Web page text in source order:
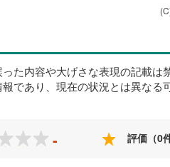
た内容や大げさな表現の記載
であり、現在の状況とは異な
- 評価（0